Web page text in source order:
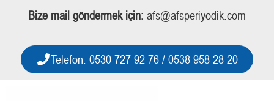
Bize mail göndermek için: afs@afsperiyodik.com
Telefon: 0530 727 92 76 / 0538 958 28 20